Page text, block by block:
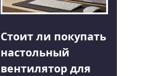
Стоит ли покупать
настольный
вентилятор для